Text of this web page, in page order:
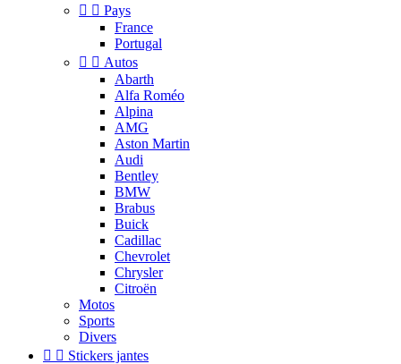
  Pays
France
Portugal
  Autos
Abarth
Alfa Roméo
Alpina
AMG
Aston Martin
Audi
Bentley
BMW
Brabus
Buick
Cadillac
Chevrolet
Chrysler
Citroën
Motos
Sports
Divers
  Stickers jantes